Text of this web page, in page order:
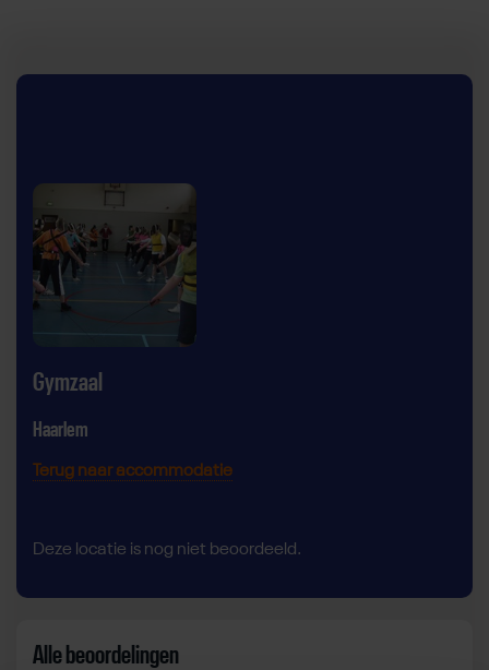
Gymzaal
Haarlem
Terug naar accommodatie
Deze locatie is nog niet beoordeeld.
Alle beoordelingen